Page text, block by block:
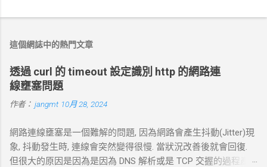
言
這個網誌中的熱門文章
透過 curl 的 timeout 設定識別 http 的網路連
線壅塞問題
作者： jangmt 10月 28, 2024
網路連線壅塞是一個難解的問題, 因為網路會產生抖動(Jitter)現
象, 抖動發生時, 連線會突然變得很慢. 當狀況改善後就會回復.
但很大的原因是因為是因為 DNS 解析或是 TCP 交握的過程產